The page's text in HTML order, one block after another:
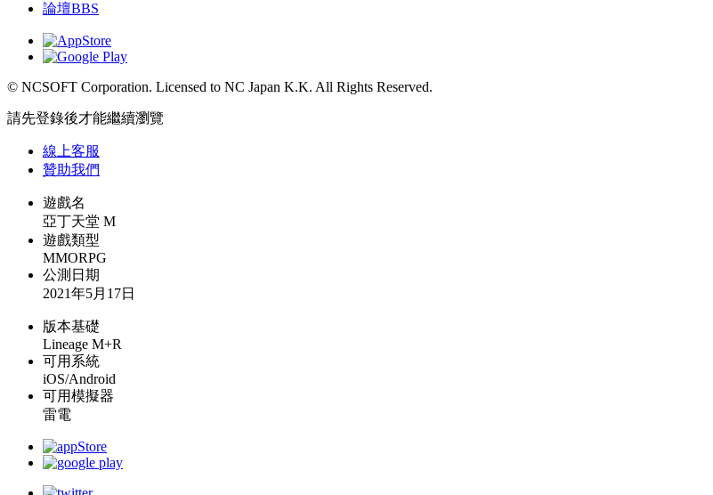
論壇BBS
© NCSOFT Corporation. Licensed to NC Japan K.K. All Rights Reserved.
請先登錄後才能繼續瀏覽
線上客服
贊助我們
遊戲名
亞丁天堂 M
遊戲類型
MMORPG
公測日期
2021年5月17日
版本基礎
Lineage M+R
可用系統
iOS/Android
可用模擬器
雷電